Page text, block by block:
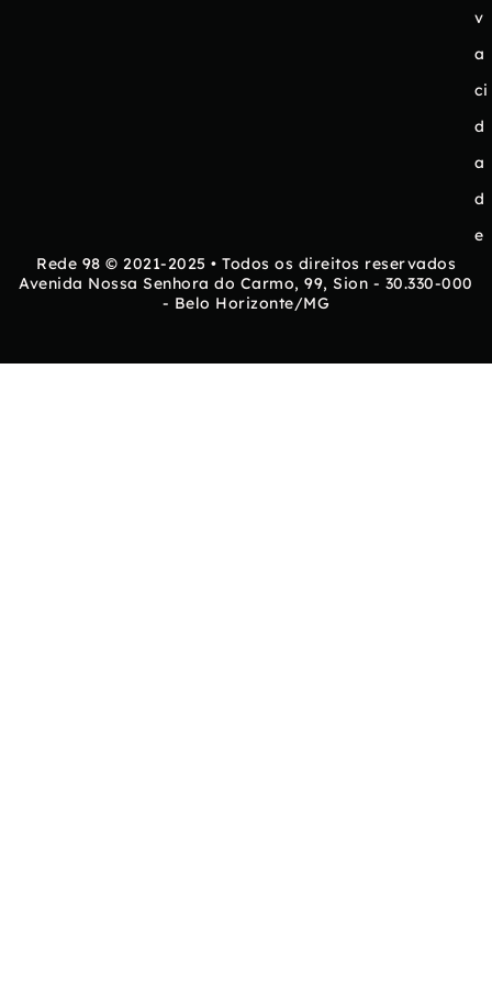
v
a
ci
d
a
d
e
Rede 98 © 2021-2025 • Todos os direitos reservados
Avenida Nossa Senhora do Carmo, 99, Sion - 30.330-000
- Belo Horizonte/MG